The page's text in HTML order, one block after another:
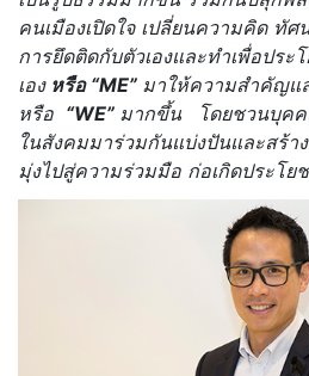
คนเมืองเปิดใจ เปลี่ยนความคิด ทั
การยึดติดกับตัวเองและทำเพื่อประ
เอง หรือ “ME” มาให้ความสำคัญแ
หรือ “WE” มากขึ้น
โดยชวนบุค
ในสังคมมาร่วมกันแบ่งปันและสร้า
มุ่งไปสู่ความร่วมมือ ก่อเกิดประโ